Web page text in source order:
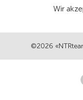
©2026
Wir